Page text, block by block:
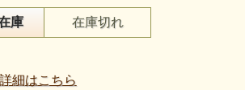
費税
庫 在庫切れ
細はこちら